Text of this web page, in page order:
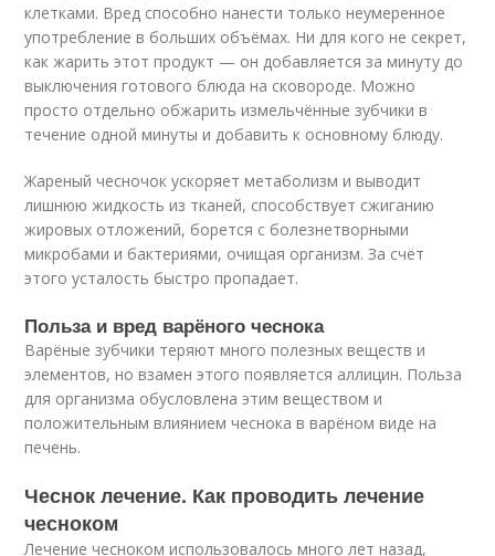
клетками. Вред способно нанести только неумеренное
употребление в больших объёмах. Ни для кого не секрет,
как жарить этот продукт — он добавляется за минуту до
выключения готового блюда на сковороде. Можно
просто отдельно обжарить измельчённые зубчики в
течение одной минуты и добавить к основному блюду.
Жареный чесночок ускоряет метаболизм и выводит
лишнюю жидкость из тканей, способствует сжиганию
жировых отложений, борется с болезнетворными
микробами и бактериями, очищая организм. За счёт
этого усталость быстро пропадает.
Польза и вред варёного чеснока
Варёные зубчики теряют много полезных веществ и
элементов, но взамен этого появляется аллицин. Польза
для организма обусловлена этим веществом и
положительным влиянием чеснока в варёном виде на
печень.
Чеснок лечение. Как проводить лечение
чесноком
Лечение чесноком использовалось много лет назад,